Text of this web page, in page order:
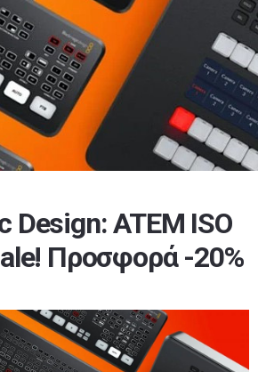
Design: ATEM ISO
Προσφορά -20%